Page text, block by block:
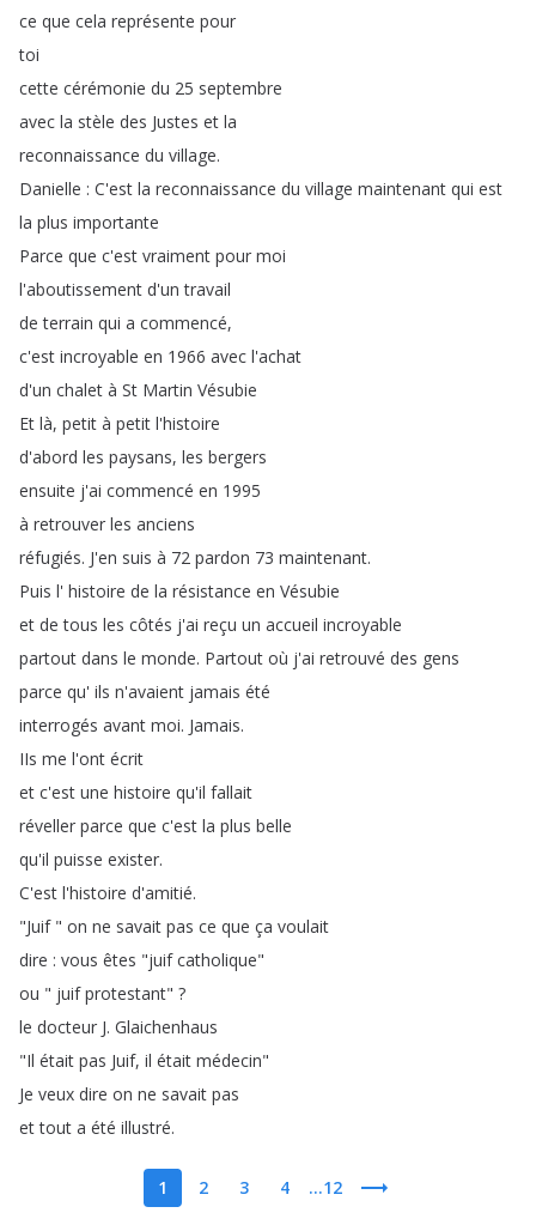
ce que cela représente pour
toi
cette cérémonie du 25 septembre
avec la stèle des Justes et la
reconnaissance du village.
Danielle : C'est la reconnaissance du village maintenant qui est
la plus importante
Parce que c'est vraiment pour moi
l'aboutissement d'un travail
de terrain qui a commencé,
c'est incroyable en 1966 avec l'achat
d'un chalet à St Martin Vésubie
Et là, petit à petit l'histoire
d'abord les paysans, les bergers
ensuite j'ai commencé en 1995
à retrouver les anciens
réfugiés. J'en suis à 72 pardon 73 maintenant.
Puis l' histoire de la résistance en Vésubie
et de tous les côtés j'ai reçu un accueil incroyable
partout dans le monde. Partout où j'ai retrouvé des gens
parce qu' ils n'avaient jamais été
interrogés avant moi. Jamais.
IIs me l'ont écrit
et c'est une histoire qu'il fallait
réveller parce que c'est la plus belle
qu'il puisse exister.
C'est l'histoire d'amitié.
"Juif" on ne savait pas ce que ça voulait
dire : vous êtes "juif catholique"
ou " juif protestant" ?
le docteur J. Glaichenhaus
"Il était pas Juif, il était médecin"
Je veux dire on ne savait pas
et tout a été illustré.
1 2 3 4 ...12